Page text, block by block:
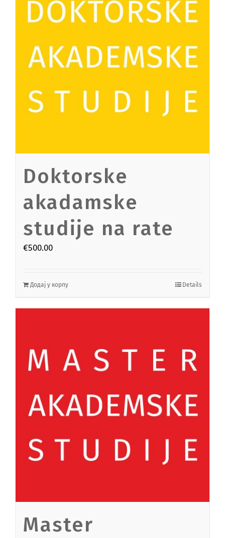
Doktorske
akadamske
studije na rate
€500.00
Додај у корпу Details
Master